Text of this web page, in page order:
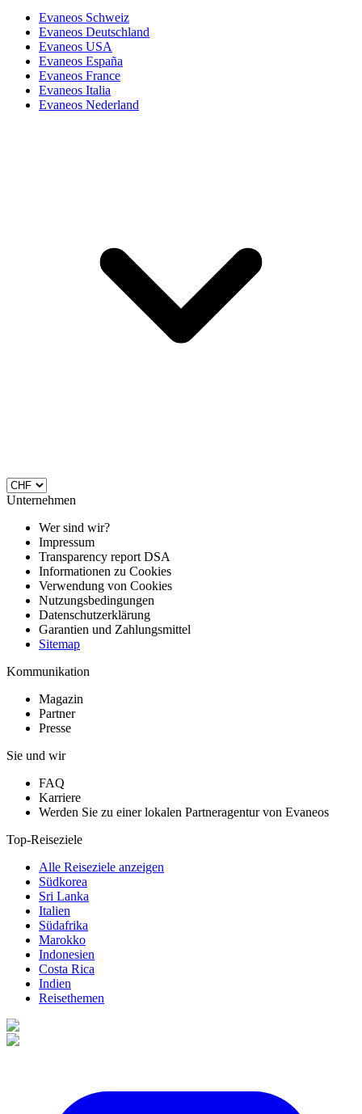
Evaneos Schweiz
Evaneos Deutschland
Evaneos USA
Evaneos España
Evaneos France
Evaneos Italia
Evaneos Nederland
Unternehmen
Wer sind wir?
Impressum
Transparency report DSA
Informationen zu Cookies
Verwendung von Cookies
Nutzungsbedingungen
Datenschutzerklärung
Garantien und Zahlungsmittel
Sitemap
Kommunikation
Magazin
Partner
Presse
Sie und wir
FAQ
Karriere
Werden Sie zu einer lokalen Partneragentur von Evaneos
Top-Reiseziele
Alle Reiseziele anzeigen
Südkorea
Sri Lanka
Italien
Südafrika
Marokko
Indonesien
Costa Rica
Indien
Reisethemen